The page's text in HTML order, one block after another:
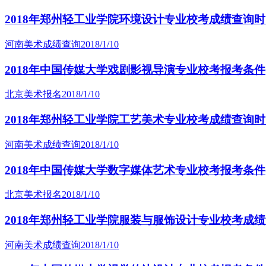
2018年郑州轻工业学院环境设计专业校考成绩查询时
河南美术成绩查询2018/1/10
2018年中国传媒大学戏剧影视导演专业校考报考条件
北京美术报名2018/1/10
2018年郑州轻工业学院工艺美术专业校考成绩查询时
河南美术成绩查询2018/1/10
2018年中国传媒大学数字媒体艺术专业校考报考条件
北京美术报名2018/1/10
2018年郑州轻工业学院服装与服饰设计专业校考成
河南美术成绩查询2018/1/10